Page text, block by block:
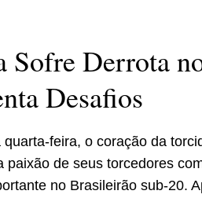
Sofre Derrota
Desafios
quarta-feira, o coração da
paixão de seus torcedores
no Brasileirão sub-20.